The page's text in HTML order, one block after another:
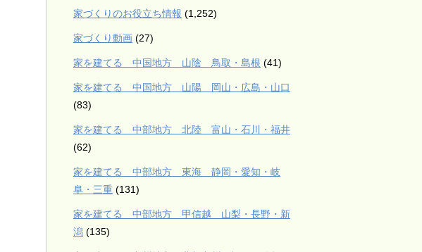
家づくりのお役立ち情報 (1,252)
家づくり動画 (27)
家を建てる 中国地方 山陰 鳥取・島根 (41)
家を建てる 中国地方 山陽 岡山・広島・山口
(83)
家を建てる 中部地方 北陸 富山・石川・福井
(62)
家を建てる 中部地方 東海 静岡・愛知・岐
阜・三重 (131)
家を建てる 中部地方 甲信越 山梨・長野・新
潟 (135)